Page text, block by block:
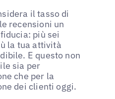
il tasso di
recensioni un
più sei
la tua attività
E questo non
sia per
che per la
dei clienti oggi.